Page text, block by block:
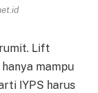
Lift
mampu
IYPS harus